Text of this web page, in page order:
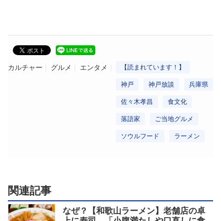
カルチャー グルメ エンタメ 【読まれています！】
神戸 神戸放談 兵庫県
佐々木孝昌 食文化
落語家 ご当地グルメ
ソウルフード ラーメン
関連記事
なぜ？【和歌山ラーメン】老舗店の卓